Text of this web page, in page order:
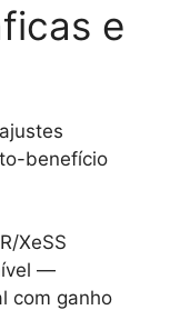
e
benefício
XeSS
—
com ganho